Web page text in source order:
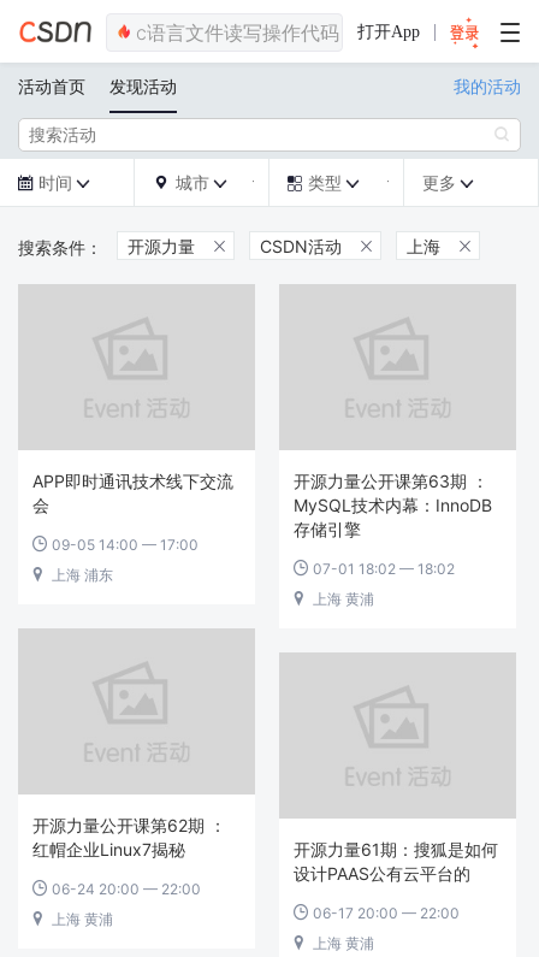
打开App
活动首页 发现活动 我的活动

 时间   城市   类型  更多 
开源力量  CSDN活动  上海 
APP即时通讯技术线下交流
会
 09-05 14:00 — 17:00
 上海 浦东
开源力量公开课第63期 ：
MySQL技术内幕：InnoDB
存储引擎
 07-01 18:02 — 18:02
 上海 黄浦
开源力量公开课第62期 ：
红帽企业Linux7揭秘
 06-24 20:00 — 22:00
 上海 黄浦
开源力量61期：搜狐是如何
设计PAAS公有云平台的
 06-17 20:00 — 22:00
 上海 黄浦